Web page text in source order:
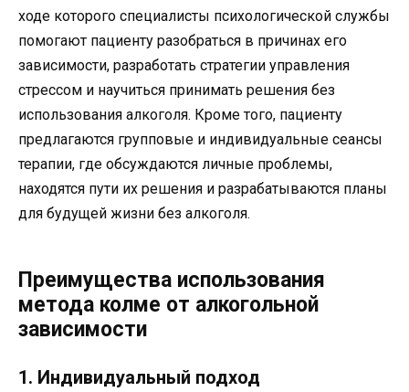
ходе которого специалисты психологической службы
помогают пациенту разобраться в причинах его
зависимости, разработать стратегии управления
стрессом и научиться принимать решения без
использования алкоголя. Кроме того, пациенту
предлагаются групповые и индивидуальные сеансы
терапии, где обсуждаются личные проблемы,
находятся пути их решения и разрабатываются планы
для будущей жизни без алкоголя.
Преимущества использования
метода колме от алкогольной
зависимости
1. Индивидуальный подход